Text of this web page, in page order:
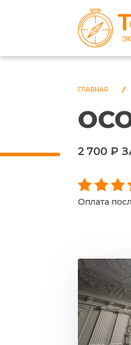
ГЛАВНАЯ
2 700 ₽
Оплата